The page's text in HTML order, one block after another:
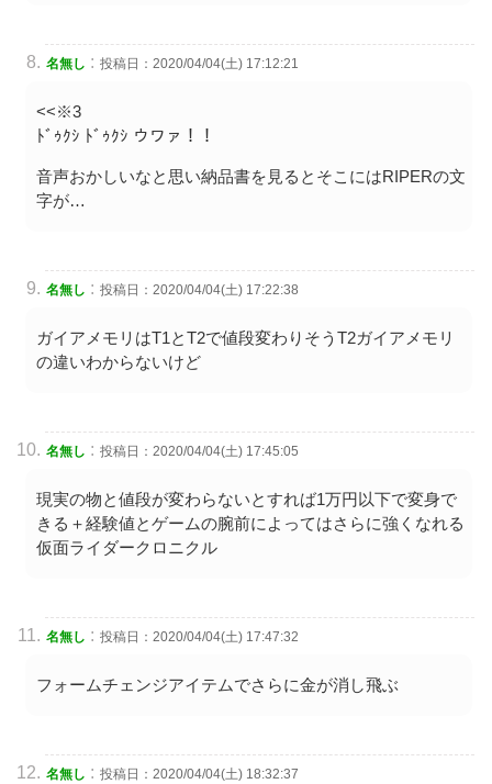
名無し : 投稿日：2020/04/04(土) 17:12:21
<<※3
ﾄﾞｩｸｼ ﾄﾞｩｸｼ ウワァ！！
音声おかしいなと思い納品書を見るとそこにはRIPERの文
字が…
名無し : 投稿日：2020/04/04(土) 17:22:38
ガイアメモリはT1とT2で値段変わりそうT2ガイアメモリ
の違いわからないけど
名無し : 投稿日：2020/04/04(土) 17:45:05
現実の物と値段が変わらないとすれば1万円以下で変身で
きる＋経験値とゲームの腕前によってはさらに強くなれる
仮面ライダークロニクル
名無し : 投稿日：2020/04/04(土) 17:47:32
フォームチェンジアイテムでさらに金が消し飛ぶ
名無し : 投稿日：2020/04/04(土) 18:32:37